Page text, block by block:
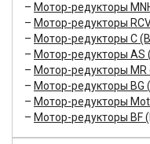
Мотор-редукторы
Мотор-редукторы
Мотор-редукторы C
Мотор-редукторы AS
Мотор-редукторы MR
Мотор-редукторы BG
Мотор-редукторы
Мотор-редукторы BF